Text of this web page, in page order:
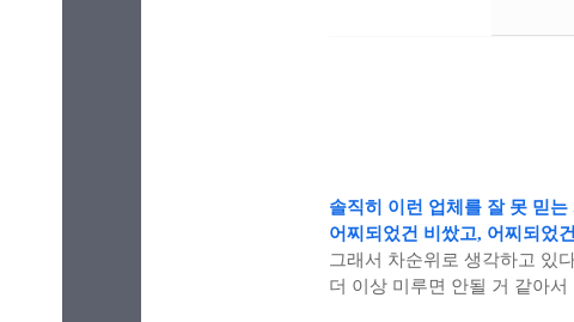
솔직히 이런 업체를 잘 못 믿는
어찌되었건 비쌌고, 어찌되었
그래서 차순위로 생각하고 있
더 이상 미루면 안될 거 같아